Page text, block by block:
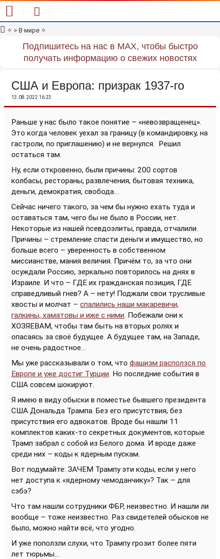
✧ > В мире ✧
Подпишитесь на нас в MAX, чтобы быстро
получать информацию о свежих новостях
США и Европа: призрак 1937-го
13.08.2022 16:23
Раньше у нас было такое понятие – «невозвращенец».
Это когда человек уехал за границу (в командировку, на
гастроли, по приглашению) и не вернулся. Решил
остаться там.
Ну, если откровенно, были причины: 200 сортов
колбасы, рестораны, развлечения, бытовая техника,
деньги, демократия, свобода…
Сейчас ничего такого, за чем бы нужно ехать туда и
оставаться там, чего бы не было в России, нет.
Некоторые из нашей псевдоэлиты, правда, отчалили.
Причины – стремление спасти деньги и имущество, но
больше всего – уверенность в собственном
миссианстве, мания величия. Причём то, за что они
осуждали Россию, зеркально повторилось на днях в
Израиле. И что – ГДЕ их гражданская позиция, ГДЕ
справедливый гнев? А – нету! Поджали свои трусливые
хвосты и молчат – спалились наши макаревичи,
галкины, хаматовы и иже с ними. Побежали они к
ХОЗЯЕВАМ, чтобы там быть на вторых ролях и
опасаясь за своё будущее. А будущее там, на Западе,
не очень радостное…
Мы уже рассказывали о том, что фашизм расползся по
Европе и уже достиг Турции. Но последние события в
США совсем шокируют.
Я имею в виду обыски в поместье бывшего президента
США Дональда Трампа. Без его присутствия, без
присутствия его адвокатов. Вроде бы нашли 11
комплектов каких-то секретных документов, которые
Трамп забрал с собой из Белого дома. И вроде даже
среди них – коды к ядерным пускам.
Вот подумайте: ЗАЧЕМ Трампу эти коды, если у него
нет доступа к «ядерному чемоданчику»? Так – для
сэбэ?
Что там нашли сотрудники ФБР, неизвестно. И нашли ли
вообще – тоже неизвестно. Раз свидетелей обысков не
было, можно найти всё, что угодно.
И уже поползли слухи, что Трампу грозит более пяти
лет тюрьмы…